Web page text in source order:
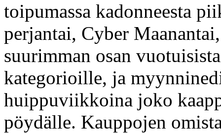
toipumassa kadonneesta
perjantai, Cyber
suurimman osan
kategorioille, ja
huippuviikkoina joko
pöydälle. Kauppojen